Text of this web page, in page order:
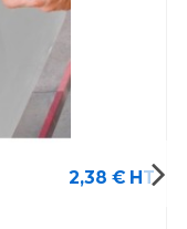
2,38 € HT